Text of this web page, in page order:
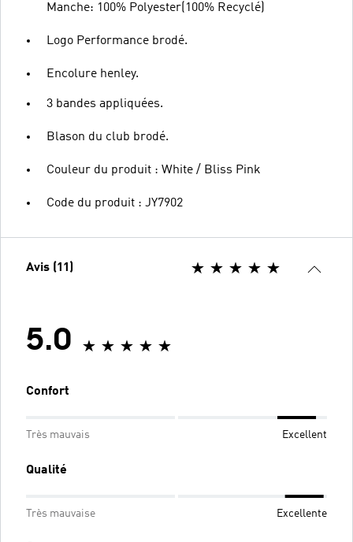
Manche: 100% Polyester(100% Recyclé)
Logo Performance brodé.
Encolure henley.
3 bandes appliquées.
Blason du club brodé.
Couleur du produit : White / Bliss Pink
Code du produit : JY7902
Avis (11)
5.0
Confort
Très mauvais Excellent
Qualité
Très mauvaise Excellente